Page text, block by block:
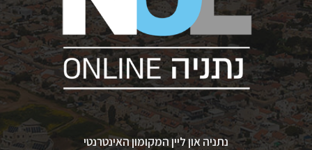
נתניה און ליין המקומון האינטרנטי